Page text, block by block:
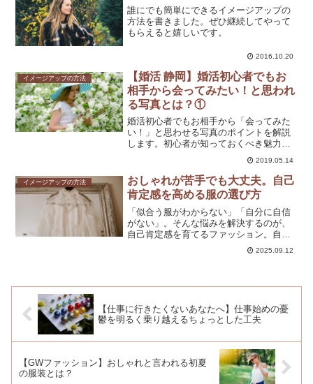
誰にでも簡単にできるイメージアップの
方法を書きました。ぜひ継続してやって
もらえると嬉しいです。
2016.10.20
イメージアップの方法
【婚活 静岡】婚活初心者でもお
相手から会ってみたい！と思われ
る写真とは？①
婚活初心者でもお相手から「会ってみた
い！」と思わせる写真のポイントを解説
します。初心者が知っておくべき魅力的
な写真の撮り方やコツを紹介し、成功す
2019.05.14
イメージアップの方法
おしゃれが苦手でも大丈夫。自己
肯定感を高める服の選び方
「似合う服がわからない」「自分に自信
がない」。そんな悩みを解決するのが、
自己肯定感を育てるファッション。自分
を好きになる一歩をここからはじめてみ
2025.09.12
【仕事に行きたくないあなたへ】仕事始めの憂
鬱を明るく乗り越えるちょっとした工夫
【GWファッション】おしゃれと言われる初夏
の服装とは？